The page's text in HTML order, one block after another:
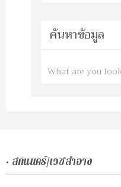
ค้นหาข้อมูล
• สกินแคร์/เวชสำอาง